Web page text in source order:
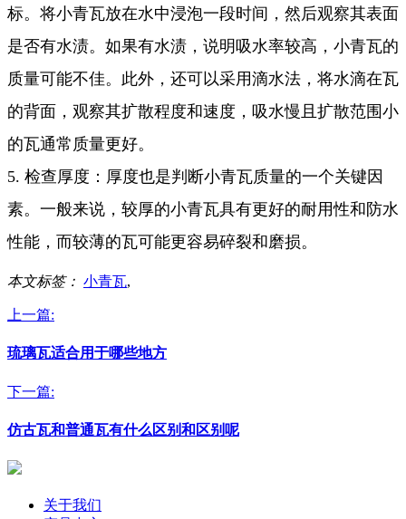
标。将小青瓦放在水中浸泡一段时间，然后观察其表面
是否有水渍。如果有水渍，说明吸水率较高，小青瓦的
质量可能不佳。此外，还可以采用滴水法，将水滴在瓦
的背面，观察其扩散程度和速度，吸水慢且扩散范围小
的瓦通常质量更好。
5. 检查厚度：厚度也是判断小青瓦质量的一个关键因
素。一般来说，较厚的小青瓦具有更好的耐用性和防水
性能，而较薄的瓦可能更容易碎裂和磨损。
本文标签： 小青瓦,
上一篇:
琉璃瓦适合用于哪些地方
下一篇:
仿古瓦和普通瓦有什么区别和区别呢
关于我们